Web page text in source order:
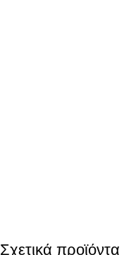
Σχετικά προϊόντα